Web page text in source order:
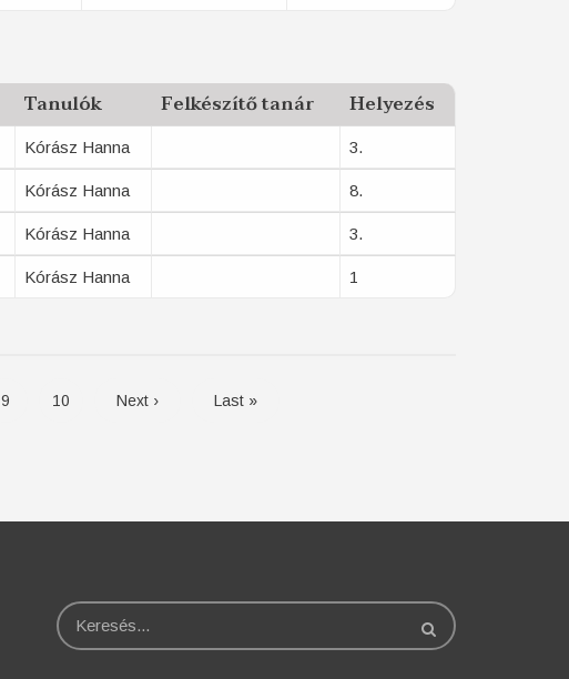
Tanulók Felkészítő tanár Helyezés
Kórász Hanna 3.
Kórász Hanna 8.
Kórász Hanna 3.
Kórász Hanna 1
Oldal
9 Oldal
10 Következő
Next › Utolsó
Last »
Keresés